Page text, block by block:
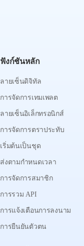
ฟังก์ชันหลัก
ลายเซ็นดิจิทัล
การจัดการเทมเพลต
ลายเซ็นอิเล็กทรอนิกส์
การจัดการตราประทับ
เริ่มต้นเป็นชุด
ส่งตามกำหนดเวลา
การจัดการสมาชิก
การรวม API
การแจ้งเตือนการลงนาม
การยืนยันตัวตน